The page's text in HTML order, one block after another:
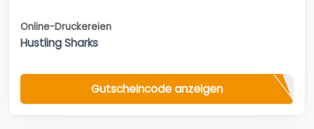
Online-Druckereien
Hustling Sharks
Gutscheincode anzeigen